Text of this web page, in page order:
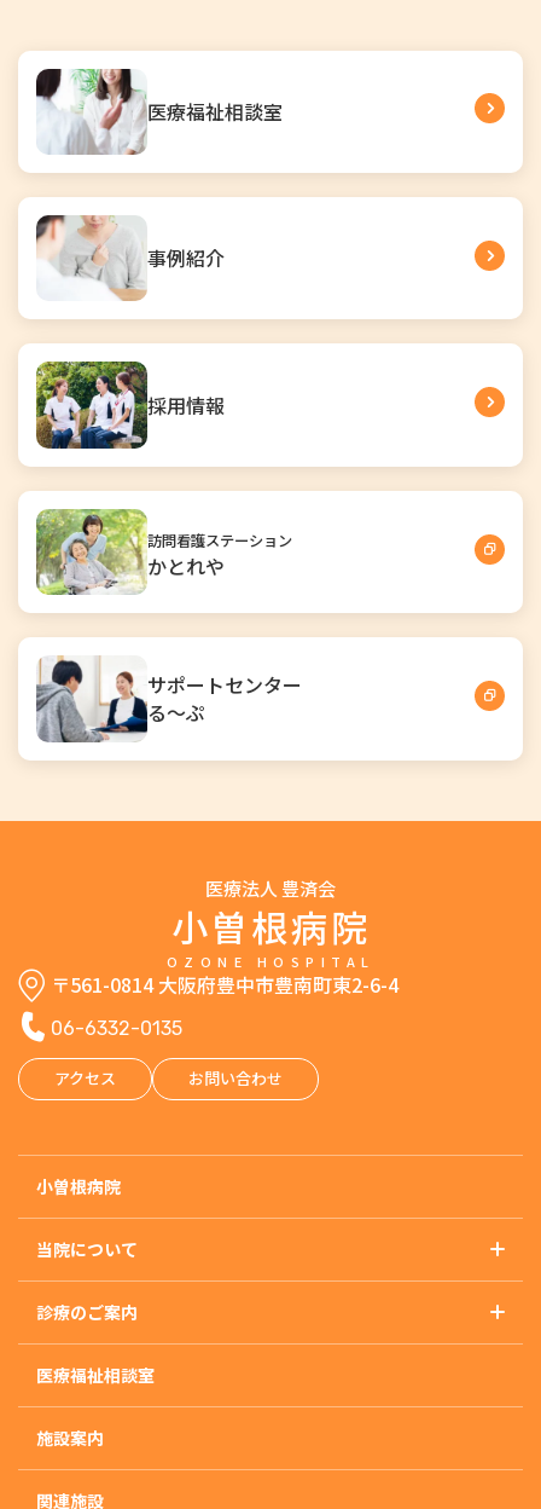
医療福祉相談室
事例紹介
採用情報
訪問看護ステーション
かとれや
サポートセンター
る～ぷ
医療法人 豊済会
小曽根病院
OZONE HOSPITAL
〒561-0814 大阪府豊中市豊南町東2-6-4
06-6332-0135
アクセス お問い合わせ
小曽根病院
当院について
基本理念
概要・沿革・施設基準
診療のご案内
診療のご案内トップ
精神科
入院治療について
医療福祉相談室
施設案内
関連施設